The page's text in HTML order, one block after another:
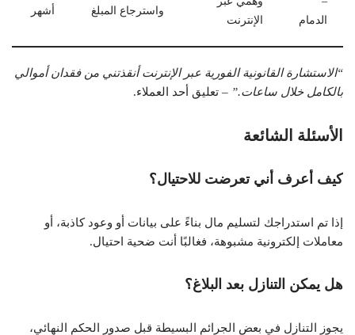
الدمام
الإنترنت
واسترجاع المبلغ أشهر
“الاستشارة القانونية الفورية عبر الإنترنت أنقذتني من فقدان أموالي
بالكامل خلال ساعات.” – تعليق أحد العملاء.
الأسئلة الشائعة
كيف أعرف أني تعرضت للاحتيال؟
إذا تم استدراجك لتسليم مال بناءً على بيانات أو وعود كاذبة، أو
معاملات إلكترونية مشبوهة، فغالبًا أنت ضحية احتيال.
هل يمكن التنازل بعد البلاغ؟
يجوز التنازل في بعض الجرائم البسيطة قبل صدور الحكم النهائي،